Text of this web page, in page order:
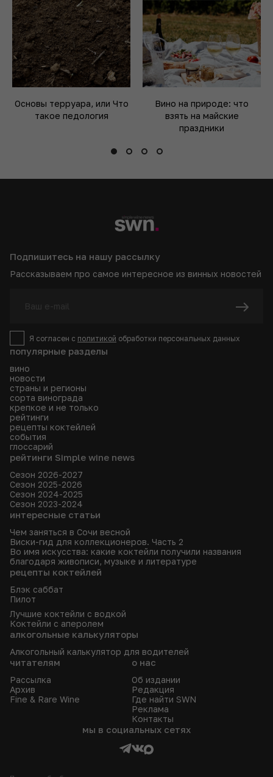
Основы терруара, или Что
такое педология
Вино на природе: что
взять на майские
праздники
популярные разделы
вино
новости
страны и регионы
сорта винограда
крепкое и не только
рейтинги
рецепты коктейлей
события
глоссарий
рейтинги Simple wine news
Сезон 2026-2027
Сезон 2025-2026
Сезон 2024-2025
Сезон 2023-2024
интересные статьи
Чем заняться в Сочи весной
Виски-гид для коллекционеров. Часть 2
Во имя искусства: какие коктейли получили названия
благодаря живописи, музыке и литературе
рецепты коктейлей
Блэк саббат
Пилот
Лучшие коктейли с водкой
Коктейли с аперолем
алкогольные калькуляторы
Алкогольный калькулятор для водителей
читателям
Рассылка
Архив
Fine & Rare Wine
о нас
Об издании
Редакция
Где найти SWN
Реклама
Контакты
Подпишитесь на нашу рассылку
Рассказываем про самое интересное из винных новостей
Я согласен с политикой обработки персональных данных
мы в социальных сетях